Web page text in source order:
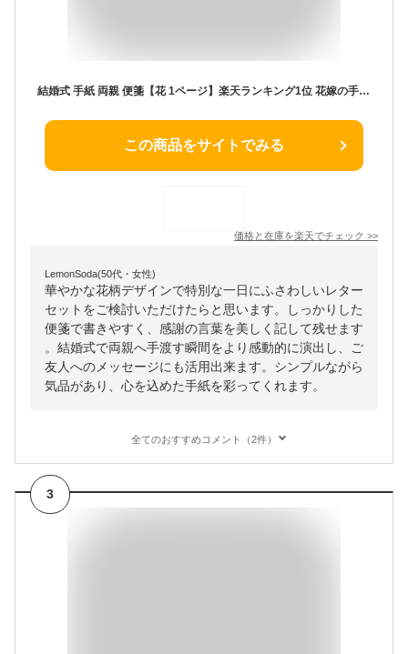
結婚式 手紙 両親 便箋【花 1ページ】楽天ランキング1位 花嫁の手紙台紙 新郎 新婦 友人 友達 兄弟 姉 挨拶 感謝 レターセット スピーチ メッセージ エピソード 台紙 お礼 妻へ 手渡し 渡す 文章 花嫁 プレゼント 感謝の手紙 送料無料 日本製
この商品をサイトでみる
価格と在庫を楽天でチェック >>
LemonSoda(50代・女性)
華やかな花柄デザインで特別な一日にふさわしいレター
セットをご検討いただけたらと思います。しっかりした
便箋で書きやすく、感謝の言葉を美しく記して残せます
。結婚式で両親へ手渡す瞬間をより感動的に演出し、ご
友人へのメッセージにも活用出来ます。シンプルながら
気品があり、心を込めた手紙を彩ってくれます。
全てのおすすめコメント（2件）
3